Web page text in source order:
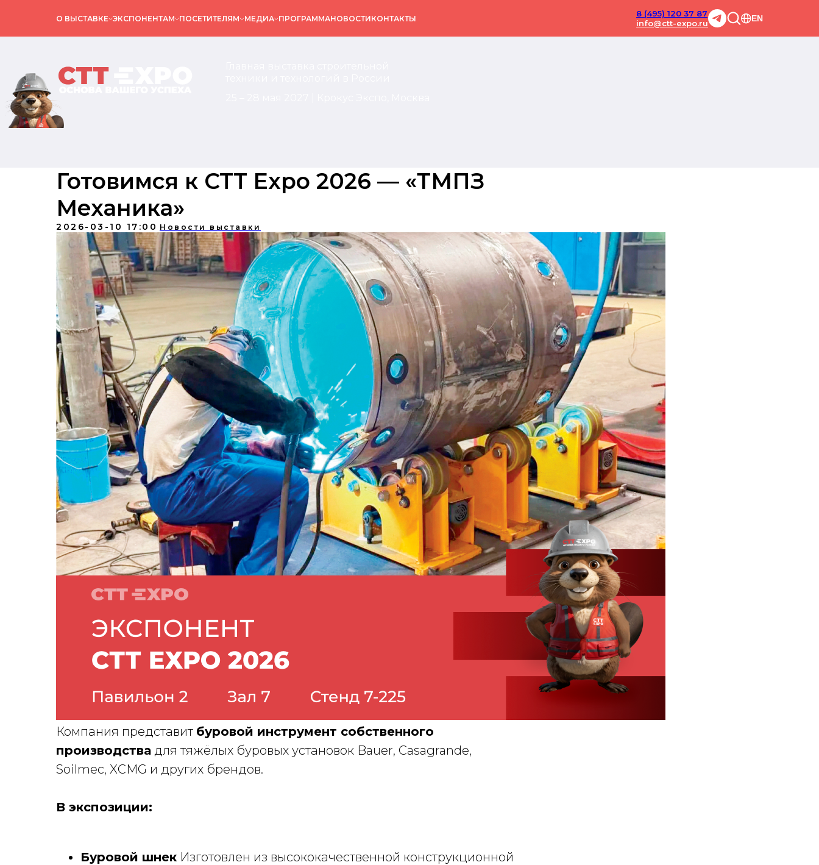
О ВЫСТАВКЕ ЭКСПОНЕНТАМ ПОСЕТИТЕЛЯМ МЕДИА ПРОГРАММАНОВОСТИКОНТАКТЫ
8 (495) 120 37 87
info@ctt-expo.ru
EN
Готовимся к CTT Expo 2026 — «ТМПЗ
Механика»
2026-03-10 17:00 Новости выставки
Компания представит буровой инструмент собственного
производства для тяжёлых буровых установок Bauer, Casagrande,
Soilmec, XCMG и других брендов.
В экспозиции:
Буровой шнек Изготовлен из высококачественной конструкционной